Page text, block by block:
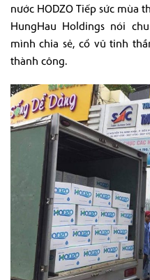
nước HODZO Tiếp sức mùa
HungHau Holdings nói
mình chia sẻ, cổ vũ tinh
thành công.